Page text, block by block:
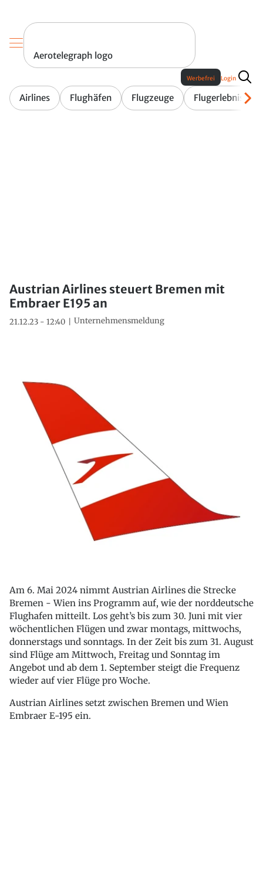
Aerotelegraph logo
Airlines Flughäfen Flugzeuge Flugerlebnis
Werbefrei Login
Austrian Airlines steuert Bremen mit
Embraer E195 an
21.12.23 - 12:40 Unternehmensmeldung
Am 6. Mai 2024 nimmt Austrian Airlines die Strecke
Bremen - Wien ins Programm auf, wie der norddeutsche
Flughafen mitteilt. Los geht’s bis zum 30. Juni mit vier
wöchentlichen Flügen und zwar montags, mittwochs,
donnerstags und sonntags. In der Zeit bis zum 31. August
sind Flüge am Mittwoch, Freitag und Sonntag im
Angebot und ab dem 1. September steigt die Frequenz
wieder auf vier Flüge pro Woche.
Austrian Airlines setzt zwischen Bremen und Wien
Embraer E-195 ein.